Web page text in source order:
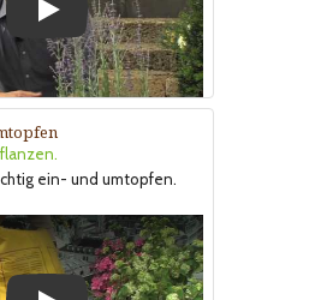
ein- und umtopfen.